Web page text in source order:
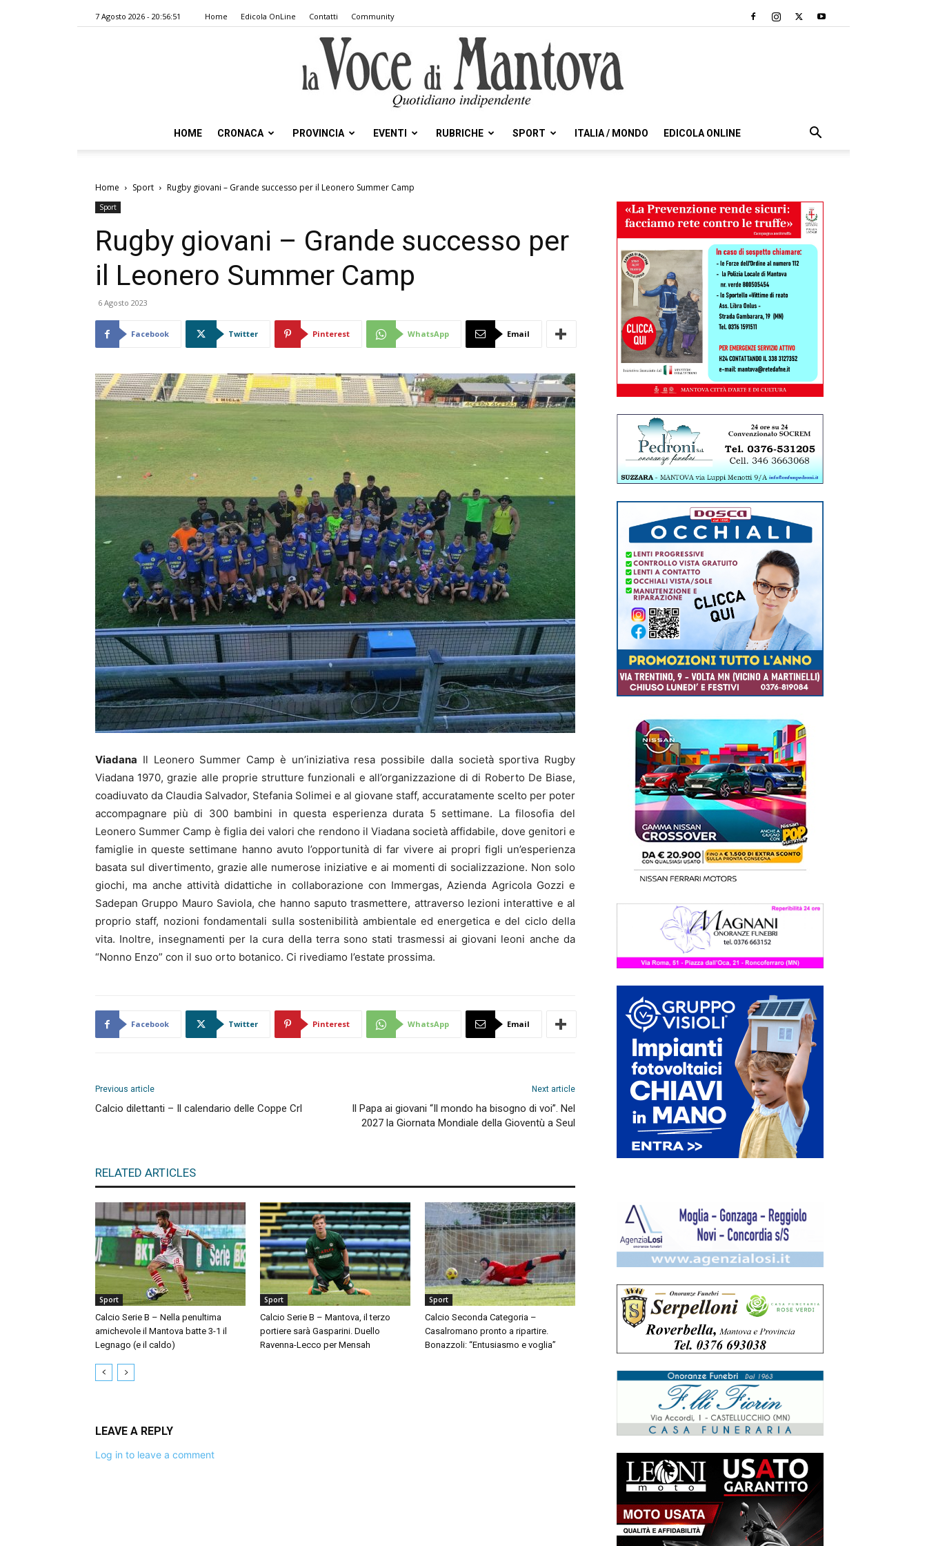
7 Agosto 2026 - 20:56:51 Home Edicola OnLine Contatti Community
Voce
HOME CRONACA PROVINCIA EVENTI RUBRICHE SPORT ITALIA / MONDO EDICOLA ONLINE
Home Sport Rugby giovani – Grande successo per il Leonero Summer Camp
Sport
Rugby giovani – Grande successo per
il Leonero Summer Camp
6 Agosto 2023
Facebook Twitter Pinterest WhatsApp Email
Viadana Il Leonero Summer Camp è un’iniziativa resa possibile dalla società sportiva Rugby
Viadana 1970, grazie alle proprie strutture funzionali e all’organizzazione di di Roberto De Biase,
coadiuvato da Claudia Salvador, Stefania Solimei e al giovane staff, accuratamente scelto per poter
accompagnare più di 300 bambini in questa esperienza durata 5 settimane. La filosofia del
Leonero Summer Camp è figlia dei valori che rendono il Viadana società affidabile, dove genitori e
famiglie in queste settimane hanno avuto l’opportunità di far vivere ai propri figli un’esperienza
basata sul divertimento, grazie alle numerose iniziative e ai momenti di socializzazione. Non solo
giochi, ma anche attività didattiche in collaborazione con Immergas, Azienda Agricola Gozzi e
Sadepan Gruppo Mauro Saviola, che hanno saputo trasmettere, attraverso lezioni interattive e al
proprio staff, nozioni fondamentali sulla sostenibilità ambientale ed energetica e del ciclo della
vita. Inoltre, insegnamenti per la cura della terra sono stati trasmessi ai giovani leoni anche da
“Nonno Enzo” con il suo orto botanico. Ci rivediamo l’estate prossima.
Facebook Twitter Pinterest WhatsApp Email
Previous article
Calcio dilettanti – Il calendario delle Coppe Crl
Next article
Il Papa ai giovani “Il mondo ha bisogno di voi”. Nel
2027 la Giornata Mondiale della Gioventù a Seul
RELATED ARTICLES
Sport
Calcio Serie B – Nella penultima
amichevole il Mantova batte 3-1 il
Legnago (e il caldo)
Sport
Calcio Serie B – Mantova, il terzo
portiere sarà Gasparini. Duello
Ravenna-Lecco per Mensah
Sport
Calcio Seconda Categoria –
Casalromano pronto a ripartire.
Bonazzoli: “Entusiasmo e voglia”
LEAVE A REPLY
Log in to leave a comment